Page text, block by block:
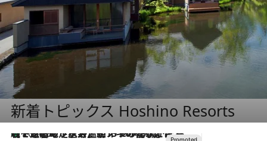
新着トピックス Hoshino Resorts
2026.8.7
【トンボの足水浴】ヒノキの香りに包まれて涼感マックス！約13℃の湧水かけ流しを避暑地「星野温泉 トンボの湯」で体験